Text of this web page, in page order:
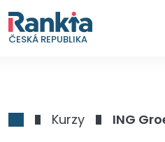
ČESKÁ REPUBLIKA
Kurzy ING